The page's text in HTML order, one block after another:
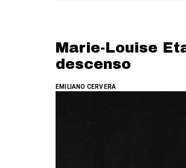
Marie-Louise
descenso
EMILIANO CERVERA